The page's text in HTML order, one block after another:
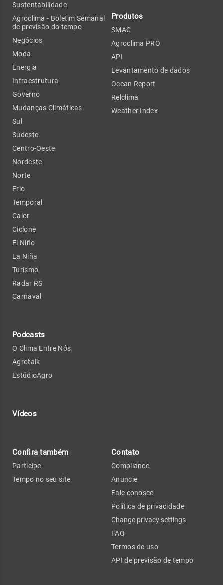
Sustentabilidade
Agroclima - Boletim Semanal
de previsão do tempo
Negócios
Moda
Energia
Infraestrutura
Governo
Mudanças Climáticas
Sul
Sudeste
Centro-Oeste
Nordeste
Norte
Frio
Temporal
Calor
Ciclone
El Niño
La Niña
Turismo
Radar RS
Carnaval
Podcasts
O Clima Entre Nós
Agrotalk
EstúdioAgro
Vídeos
Produtos
SMAC
Agroclima PRO
API
Levantamento de dados
Ocean Report
Relclima
Weather Index
Confira também
Participe
Tempo no seu site
Contato
Compliance
Anuncie
Fale conosco
Política de privacidade
Change privacy settings
FAQ
Termos de uso
API de previsão de tempo